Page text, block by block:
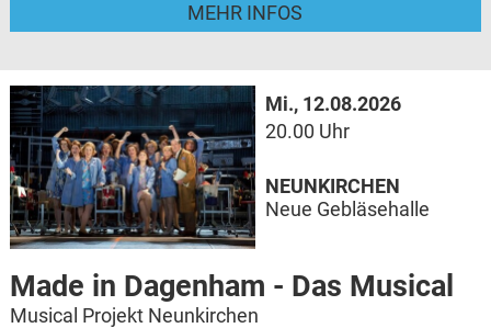
MEHR INFOS
Mi., 12.08.2026
20.00 Uhr
Made in Dagenham - Das Musical
Musical Projekt Neunkirchen
NEUNKIRCHEN
Neue Gebläsehalle